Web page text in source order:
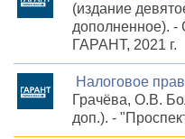
(издание
дополненное). -
ГАРАНТ, 2021 г.
Налоговое
Грачёва, О.В.
доп.). -